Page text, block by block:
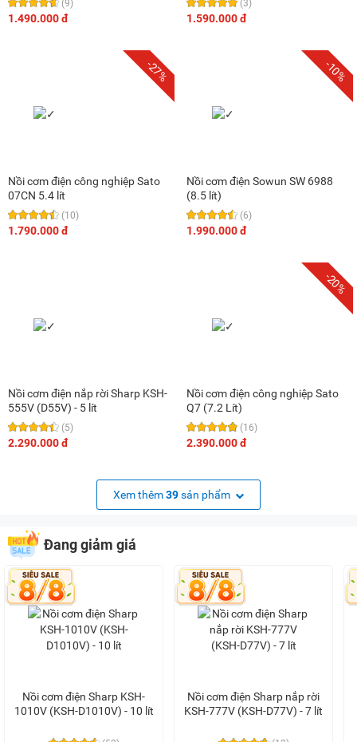
(9)
1.490.000 đ
(3)
1.590.000 đ
-27%
Nồi cơm điện công nghiệp Sato
07CN 5.4 lít
(10)
1.790.000 đ
-10%
Nồi cơm điện Sowun SW 6988
(8.5 lít)
(6)
1.990.000 đ
Nồi cơm điện nắp rời Sharp KSH-
555V (D55V) - 5 lít
(5)
2.290.000 đ
-20%
Nồi cơm điện công nghiệp Sato
Q7 (7.2 Lít)
(16)
2.390.000 đ
Xem thêm39sản phẩm
Đang giảm giá
Nồi cơm điện Sharp KSH-
1010V (KSH-D1010V) - 10 lít
Nồi cơm điện Sharp nắp rời
KSH-777V (KSH-D77V) - 7 lít